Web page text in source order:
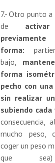
7.- Otro punto
de
forma:
bajo,
forma
pecho con
sin realizar
subiendo
consecuencia,
mucho peso,
coger un peso
que sea)